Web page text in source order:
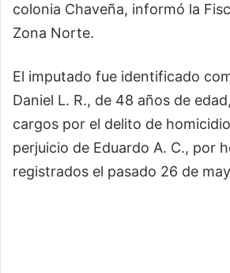
colonia Chaveña, informó la
Zona Norte.
El imputado fue identificado
Daniel L. R., de 48 años de
cargos por el delito de
perjuicio de Eduardo A. C., por
registrados el pasado 26 de